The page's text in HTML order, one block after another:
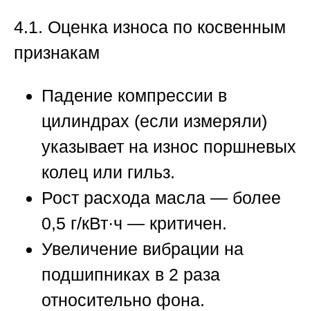
4.1. Оценка износа по косвенным
признакам
Падение компрессии в
цилиндрах (если измеряли)
указывает на износ поршневых
колец или гильз.
Рост расхода масла — более
0,5 г/кВт·ч — критичен.
Увеличение вибрации на
подшипниках в 2 раза
относительно фона.